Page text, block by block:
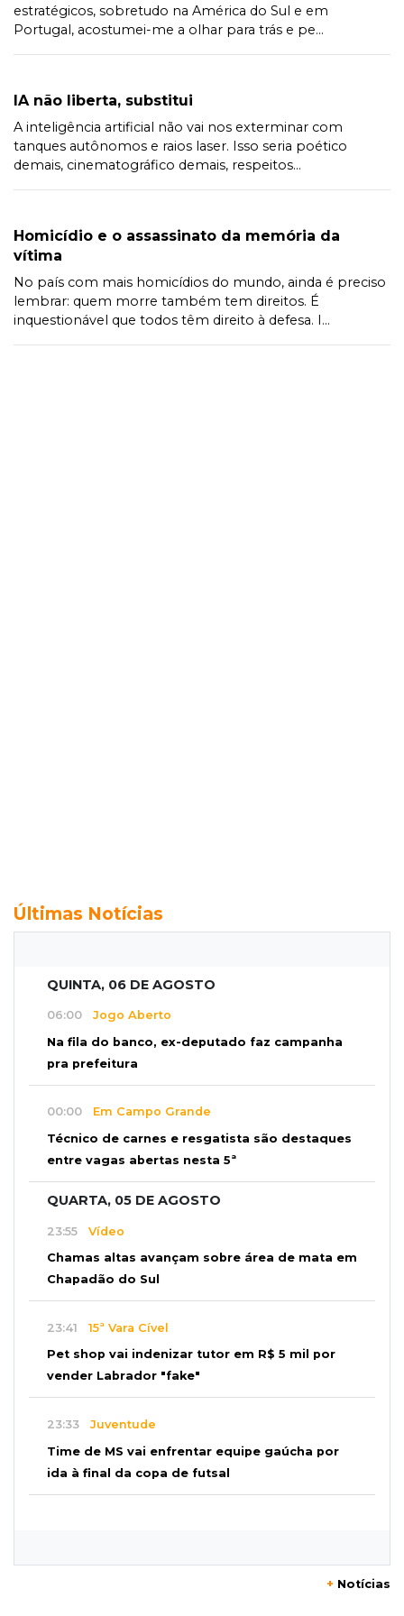
estratégicos, sobretudo na América do Sul e em
Portugal, acostumei-me a olhar para trás e pe...
IA não liberta, substitui
A inteligência artificial não vai nos exterminar com
tanques autônomos e raios laser. Isso seria poético
demais, cinematográfico demais, respeitos...
Homicídio e o assassinato da memória da
vítima
No país com mais homicídios do mundo, ainda é preciso
lembrar: quem morre também tem direitos. É
inquestionável que todos têm direito à defesa. I...
Últimas Notícias
QUINTA, 06 DE AGOSTO
06:00 Jogo Aberto
Na fila do banco, ex-deputado faz campanha
pra prefeitura
00:00 Em Campo Grande
Técnico de carnes e resgatista são destaques
entre vagas abertas nesta 5ª
QUARTA, 05 DE AGOSTO
23:55 Vídeo
Chamas altas avançam sobre área de mata em
Chapadão do Sul
23:41 15ª Vara Cível
Pet shop vai indenizar tutor em R$ 5 mil por
vender Labrador "fake"
23:33 Juventude
Time de MS vai enfrentar equipe gaúcha por
ida à final da copa de futsal
sozinhos em casa trancada
+ Notícias